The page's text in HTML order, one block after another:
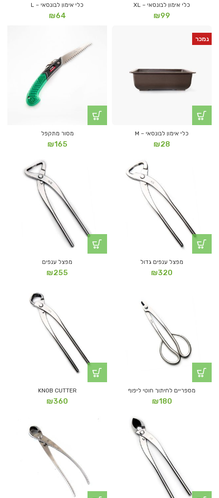
כלי אימון לבונסאי – XL
₪99
כלי אימון לבונסאי – L
₪64
נמכר
כלי אימון לבונסאי – M
₪28
מסור מתקפל
₪165
מפצל ענפים גדול
₪320
מפצל ענפים
₪255
מספריים לחיתוך חוטי ליפוף
₪180
KNOB CUTTER
₪360